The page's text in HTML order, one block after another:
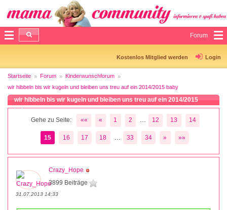
Forum
Kostenlos Mitglied werden Login
Startseite Forum
Kinderwunschforum
wir hibbeln bis wir kugeln und bleiben uns treu auf ein 2014/2015 baby
wir hibbeln bis wir kugeln und bleiben uns treu auf ein 2014/2015
baby
Gehe zu Seite:
«« « 1 2 12 13 14
15 16 17 18 33 34 » »»
Crazy_Hope
3899 Beiträge
31.07.2013 14:33